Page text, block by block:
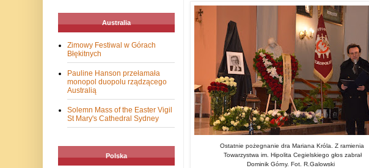
Ostatnie pożegnanie dra Mariana Króla. Z ramienia
Towarzystwa im. Hipolita Cegielskiego głos zabrał
Dominik Górny. Fot. R.Galowski
Australia
Zimowy Festiwal w Górach
Błękitnych
Pauline Hanson przełamała
monopol duopolu rządzącego
Australią
Solemn Mass of the Easter Vigil
St Mary's Cathedral Sydney
Polska